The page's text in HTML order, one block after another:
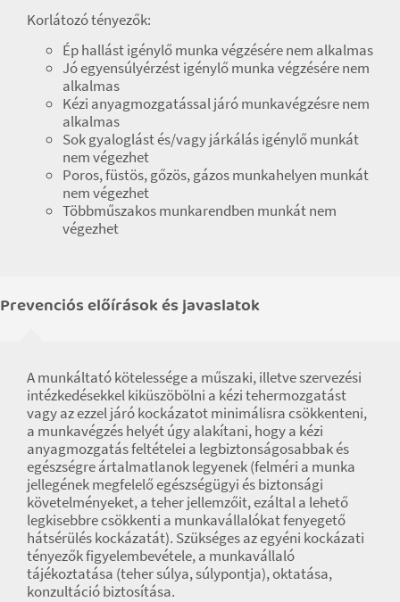
Korlátozó tényezők:
Ép hallást igénylő munka végzésére nem alkalmas
Jó egyensúlyérzést igénylő munka végzésére nem
alkalmas
Kézi anyagmozgatással járó munkavégzésre nem
alkalmas
Sok gyaloglást és/vagy járkálás igénylő munkát
nem végezhet
Poros, füstös, gőzös, gázos munkahelyen munkát
nem végezhet
Többműszakos munkarendben munkát nem
végezhet
Prevenciós előírások és javaslatok
A munkáltató kötelessége a műszaki, illetve szervezési
intézkedésekkel kiküszöbölni a kézi tehermozgatást
vagy az ezzel járó kockázatot minimálisra csökkenteni,
a munkavégzés helyét úgy alakítani, hogy a kézi
anyagmozgatás feltételei a legbiztonságosabbak és
egészségre ártalmatlanok legyenek (felméri a munka
jellegének megfelelő egészségügyi és biztonsági
követelményeket, a teher jellemzőit, ezáltal a lehető
legkisebbre csökkenti a munkavállalókat fenyegető
hátsérülés kockázatát). Szükséges az egyéni kockázati
tényezők figyelembevétele, a munkavállaló
tájékoztatása (teher súlya, súlypontja), oktatása,
konzultáció biztosítása.